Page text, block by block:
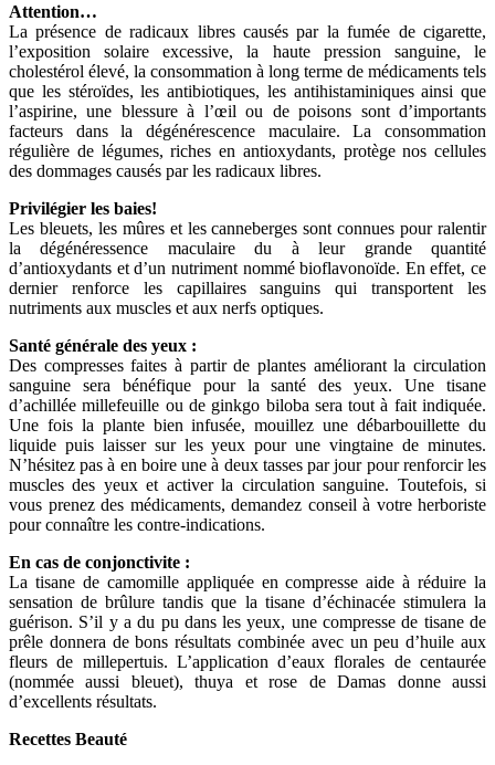
Attention…
La présence de radicaux libres causés par la fumée de cigarette,
l’exposition solaire excessive, la haute pression sanguine, le
cholestérol élevé, la consommation à long terme de médicaments tels
que les stéroïdes, les antibiotiques, les antihistaminiques ainsi que
l’aspirine, une blessure à l’œil ou de poisons sont d’importants
facteurs dans la dégénérescence maculaire. La consommation
régulière de légumes, riches en antioxydants, protège nos cellules
des dommages causés par les radicaux libres.
Privilégier les baies!
Les bleuets, les mûres et les canneberges sont connues pour ralentir
la dégénéressence maculaire du à leur grande quantité
d’antioxydants et d’un nutriment nommé bioflavonoïde. En effet, ce
dernier renforce les capillaires sanguins qui transportent les
nutriments aux muscles et aux nerfs optiques.
Santé générale des yeux :
Des compresses faites à partir de plantes améliorant la circulation
sanguine sera bénéfique pour la santé des yeux. Une tisane
d’achillée millefeuille ou de ginkgo biloba sera tout à fait indiquée.
Une fois la plante bien infusée, mouillez une débarbouillette du
liquide puis laisser sur les yeux pour une vingtaine de minutes.
N’hésitez pas à en boire une à deux tasses par jour pour renforcir les
muscles des yeux et activer la circulation sanguine. Toutefois, si
vous prenez des médicaments, demandez conseil à votre herboriste
pour connaître les contre-indications.
En cas de conjonctivite :
La tisane de camomille appliquée en compresse aide à réduire la
sensation de brûlure tandis que la tisane d’échinacée stimulera la
guérison. S’il y a du pu dans les yeux, une compresse de tisane de
prêle donnera de bons résultats combinée avec un peu d’huile aux
fleurs de millepertuis. L’application d’eaux florales de centaurée
(nommée aussi bleuet), thuya et rose de Damas donne aussi
d’excellents résultats.
Recettes Beauté